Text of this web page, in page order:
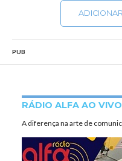
PUB
RÁDIO ALFA AO VIVO
A diferença na arte de